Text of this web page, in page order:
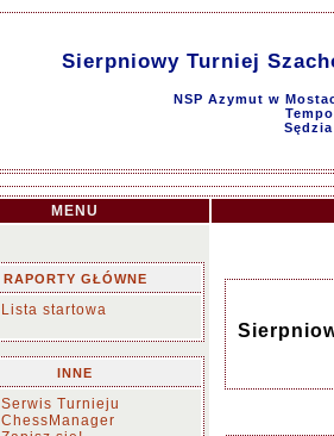
Sierpniowy Turniej
NSP Azymut w
MENU
RAPORTY GŁÓWNE
Lista startowa
INNE
Serwis Turnieju
ChessManager